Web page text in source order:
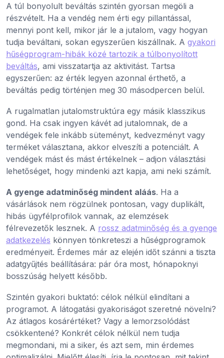
A túl bonyolult beváltás szintén gyorsan megöli a
részvételt. Ha a vendég nem érti egy pillantással,
mennyi pont kell, mikor jár le a jutalom, vagy hogyan
tudja beváltani, sokan egyszerűen kiszállnak. A gyakori
hűségprogram-hibák közé tartozik a túlbonyolított
beváltás, ami visszatartja az aktivitást. Tartsa
egyszerűen: az érték legyen azonnal érthető, a
beváltás pedig történjen meg 30 másodpercen belül.
A rugalmatlan jutalomstruktúra egy másik klasszikus
gond. Ha csak ingyen kávét ad jutalomnak, de a
vendégek fele inkább süteményt, kedvezményt vagy
terméket választana, akkor elveszíti a potenciált. A
vendégek mást és mást értékelnek – adjon választási
lehetőséget, hogy mindenki azt kapja, ami neki számít.
A gyenge adatminőség mindent aláás. Ha a
vásárlások nem rögzülnek pontosan, vagy duplikált,
hibás ügyfélprofilok vannak, az elemzések
félrevezetők lesznek. A rossz adatminőség és a gyenge
adatkezelés könnyen tönkreteszi a hűségprogramok
eredményeit. Érdemes már az elején időt szánni a tiszta
adatgyűjtés beállítására: pár óra most, hónapoknyi
bosszúság helyett később.
Szintén gyakori buktató: célok nélkül elindítani a
programot. A látogatási gyakoriságot szeretné növelni?
Az átlagos kosárértéket? Vagy a lemorzsolódást
csökkentené? Konkrét célok nélkül nem tudja
megmondani, mi a siker, és azt sem, min érdemes